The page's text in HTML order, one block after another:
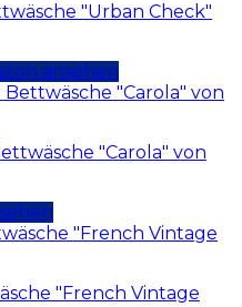
"Urban Check"
ansehen
"Carola" von
"French Vintage